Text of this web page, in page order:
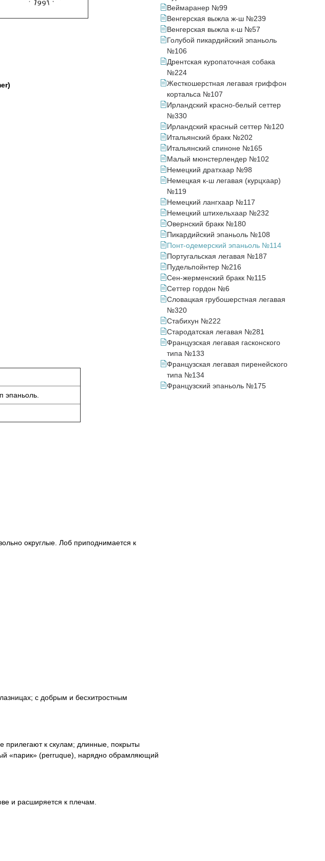
эпаньоль.
округлые. Лоб приподнимается к
с добрым и бесхитростным
прилегают к скулам; длинные, покрыты
«парик» (perruque), нарядно обрамляющий
и расширяется к плечам.
Веймаранер №99
Венгерская выжла ж-ш №239
Венгерская выжла к-ш №57
Голубой пикардийский эпаньоль
№106
Дрентская куропаточная собака
№224
Жесткошерстная легавая гриффон
кортальса №107
Ирландский красно-белый сеттер
№330
Ирландский красный сеттер №120
Итальянский бракк №202
Итальянский спиноне №165
Малый мюнстерлендер №102
Немецкий дратхаар №98
Немецкая к-ш легавая (курцхаар)
№119
Немецкий лангхаар №117
Немецкий штихельхаар №232
Овернский бракк №180
Пикардийский эпаньоль №108
Понт-одемерский эпаньоль №114
Португальская легавая №187
Пудельпойнтер №216
Сен-жерменский бракк №115
Сеттер гордон №6
Словацкая грубошерстная легавая
№320
Стабихун №222
Стародатская легавая №281
Французская легавая гасконского
типа №133
Французская легавая пиренейского
типа №134
Французский эпаньоль №175